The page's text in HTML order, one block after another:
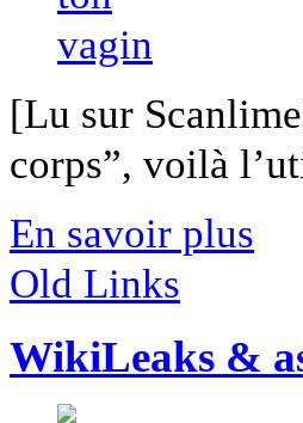
[Lu sur
corps”, voilà
En savoir plus
Old Links
WikiLeaks &